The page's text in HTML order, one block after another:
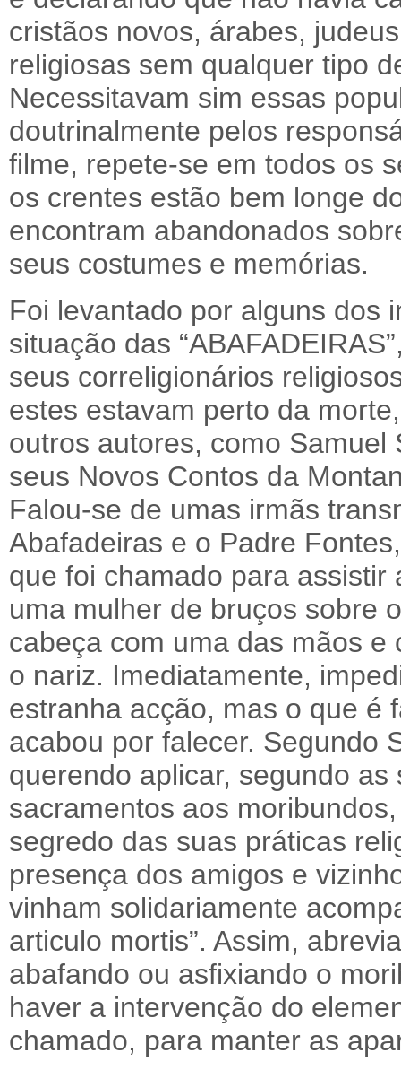
cristãos novos, árabes,
religiosas sem qualquer tipo
Necessitavam sim essas
doutrinalmente pelos
filme, repete-se em todos os
os crentes estão bem longe
encontram abandonados
seus costumes e memórias.
Foi levantado por alguns dos
situação das
seus correligionários
estes estavam perto da
outros autores, como Samuel
seus Novos Contos da
Falou-se de umas irmãs
Abafadeiras e o Padre
que foi chamado para
uma mulher de bruços sobre
cabeça com uma das mãos
o nariz. Imediatamente,
estranha acção, mas o que é
acabou por falecer. Segundo
querendo aplicar, segundo
sacramentos aos
segredo das suas práticas
presença dos amigos e
vinham solidariamente
articulo mortis”. Assim,
abafando ou asfixiando o
haver a intervenção do
chamado, para manter as